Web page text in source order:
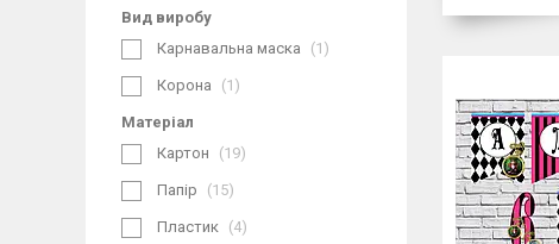
Вид виробу
Карнавальна маска
1
Корона 1
Матеріал
Картон
19
Папір 15
Пластик 4